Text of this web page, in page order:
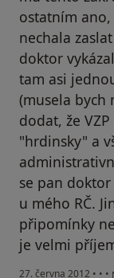
ostatním ano,
nechala
doktor
tam asi
(musela bych
dodat, že
"hrdinsky" a
se pan
u mého RČ.
připomínky
je velmi
27. června 2012 • • •